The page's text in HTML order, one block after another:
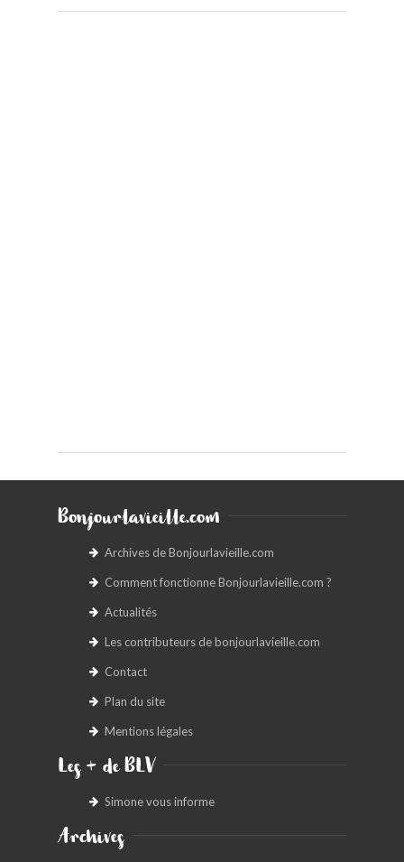
Bonjourlavieille.com
Archives de Bonjourlavieille.com
Comment fonctionne Bonjourlavieille.com ?
Actualités
Les contributeurs de bonjourlavieille.com
Contact
Plan du site
Mentions légales
Les + de BLV
Simone vous informe
Archives